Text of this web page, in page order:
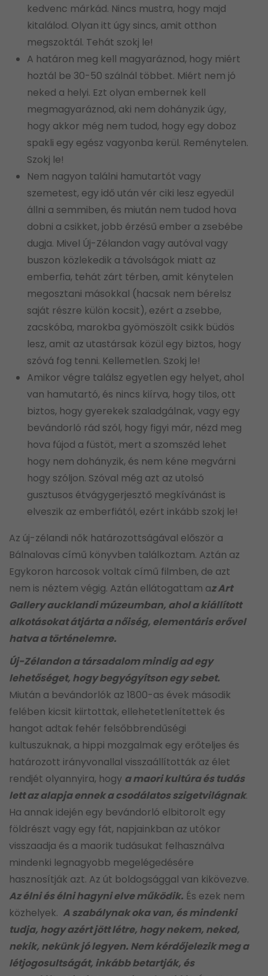
kedvenc márkád. Nincs mustra, hogy majd
kitalálod. Olyan itt úgy sincs, amit otthon
megszoktál. Tehát szokj le!
A határon meg kell magyaráznod, hogy miért
hoztál be 30-50 szálnál többet. Miért nem jó
neked a helyi. Ezt olyan embernek kell
megmagyaráznod, aki nem dohányzik úgy,
hogy akkor még nem tudod, hogy egy doboz
spakli egy egész vagyonba kerül. Reménytelen.
Szokj le!
Nem nagyon találni hamutartót vagy
szemetest, egy idő után vér ciki lesz egyedül
állni a semmiben, és miután nem tudod hova
dobni a csikket, jobb érzésű ember a zsebébe
dugja. Mivel Új-Zélandon vagy autóval vagy
buszon közlekedik a távolságok miatt az
emberfia, tehát zárt térben, amit kénytelen
megosztani másokkal (hacsak nem bérelsz
saját részre külön kocsit), ezért a zsebbe,
zacskóba, marokba gyömöszölt csikk büdös
lesz, amit az utastársak közül egy biztos, hogy
szóvá fog tenni. Kellemetlen. Szokj le!
Amikor végre találsz egyetlen egy helyet, ahol
van hamutartó, és nincs kiírva, hogy tilos, ott
biztos, hogy gyerekek szaladgálnak, vagy egy
bevándorló rád szól, hogy figyi már, nézd meg
hova fújod a füstöt, mert a szomszéd lehet
hogy nem dohányzik, és nem kéne megvárni
hogy szóljon. Szóval még azt az utolsó
gusztusos étvágygerjesztő megkívánást is
elveszik az emberfiától, ezért inkább szokj le!
Az új-zélandi nők határozottságával először a
Bálnalovas című könyvben találkoztam. Aztán az
Egykoron harcosok voltak című filmben, de azt
nem is néztem végig. Aztán ellátogattam az Art
Gallery aucklandi múzeumban, ahol a kiállított
alkotásokat átjárta a nőiség, elementáris erővel
hatva a történelemre.
Új-Zélandon a társadalom mindig ad egy
lehetőséget, hogy begyógyítson egy sebet.
Miután a bevándorlók az 1800-as évek második
felében kicsit kiirtottak, ellehetetlenítettek és
hangot adtak fehér felsőbbrendűségi
kultuszuknak, a hippi mozgalmak egy erőteljes és
határozott irányvonallal visszaállították az élet
rendjét olyannyira, hogy a maori kultúra és tudás
lett az alapja ennek a csodálatos szigetvilágnak.
Ha annak idején egy bevándorló elbitorolt egy
földrészt vagy egy fát, napjainkban az utókor
visszaadja és a maorik tudásukat felhasználva
mindenki legnagyobb megelégedésére
hasznosítják azt. Az út boldogsággal van kikövezve.
Az élni és élni hagyni elve működik. És ezek nem
közhelyek. A szabálynak oka van, és mindenki
tudja, hogy azért jött létre, hogy nekem, neked,
nekik, nekünk jó legyen. Nem kérdőjelezik meg a
létjogosultságát, inkább betartják, és